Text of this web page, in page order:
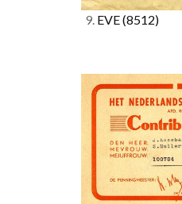
9. EVE(8512)